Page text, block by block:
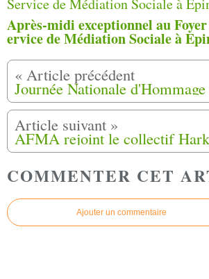
Après-midi exceptionnel au Foyer
ervice de Médiation Sociale à
COMMENTER CET
Ajouter un commentaire